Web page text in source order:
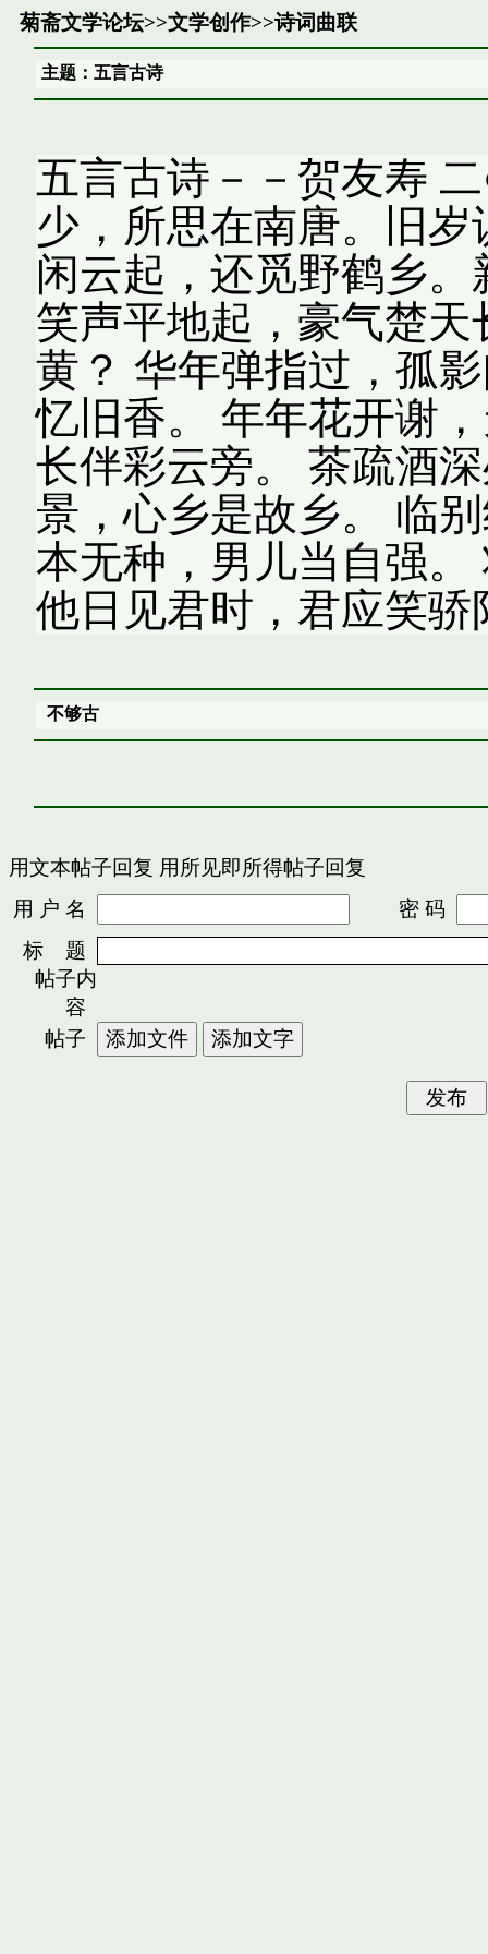
菊斋文学论坛>>文学创作>>诗词曲联
主题：五言古诗
五言古诗－－贺友寿
少，所思在南唐。旧
闲云起，还觅野鹤乡
笑声平地起，豪气楚
黄？ 华年弹指过，孤
忆旧香。 年年花开谢
长伴彩云旁。 茶疏酒
景，心乡是故乡。 临
本无种，男儿当自强
他日见君时，君应笑骄
不够古
用文本帖子回复 用所见即所得帖子回复
用 户 名
密 码
标 题
帖子内
容
帖子